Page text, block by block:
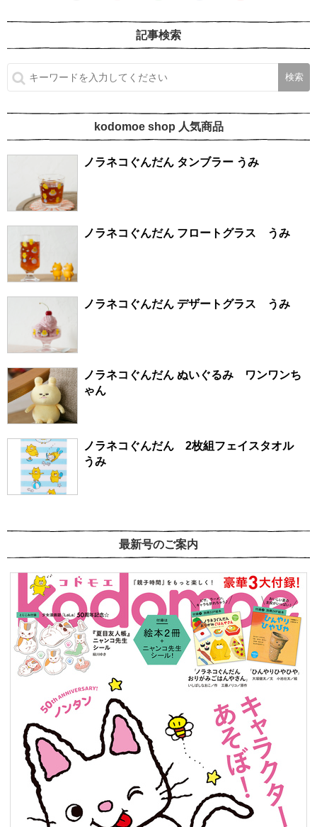
記事検索
kodomoe shop 人気商品
ノラネコぐんだん タンブラー うみ
ノラネコぐんだん フロートグラス うみ
ノラネコぐんだん デザートグラス うみ
ノラネコぐんだん ぬいぐるみ ワンワンち
ゃん
ノラネコぐんだん 2枚組フェイスタオル
うみ
最新号のご案内